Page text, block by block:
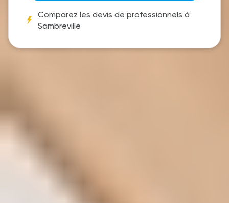
Comparez les devis de professionnels à
Sambreville